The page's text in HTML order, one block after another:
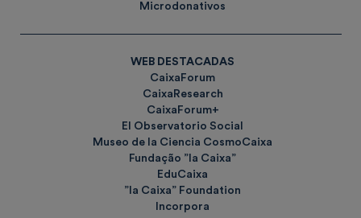
Microdonativos
WEB DESTACADAS
CaixaForum
CaixaResearch
CaixaForum+
El Observatorio Social
Museo de la Ciencia CosmoCaixa
Fundação ”la Caixa”
EduCaixa
”la Caixa” Foundation
Incorpora